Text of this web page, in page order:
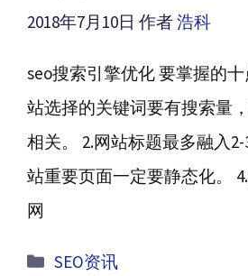
2018年7月10日 作者浩科
seo搜索引擎优化 要掌握的
站选择的关键词要有搜索量
相关。 2.网站标题最多融入
站重要页面一定要静态化。
网
分
SEO资讯